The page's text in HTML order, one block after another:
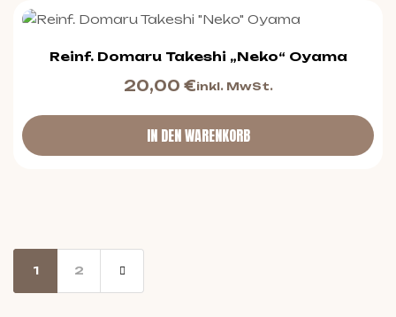
Reinf. Domaru Takeshi „Neko“ Oyama
20,00 €inkl. MwSt.
IN DEN WARENKORB
1 2